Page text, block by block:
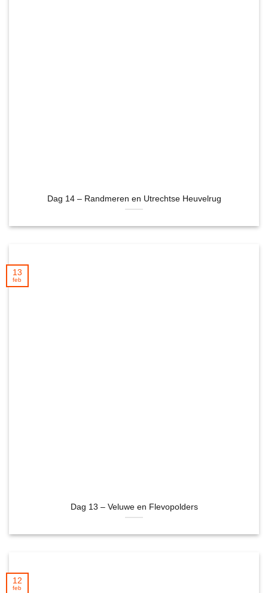
Dag 14 – Randmeren en Utrechtse Heuvelrug
Dag 13 – Veluwe en Flevopolders
13
feb
12
feb